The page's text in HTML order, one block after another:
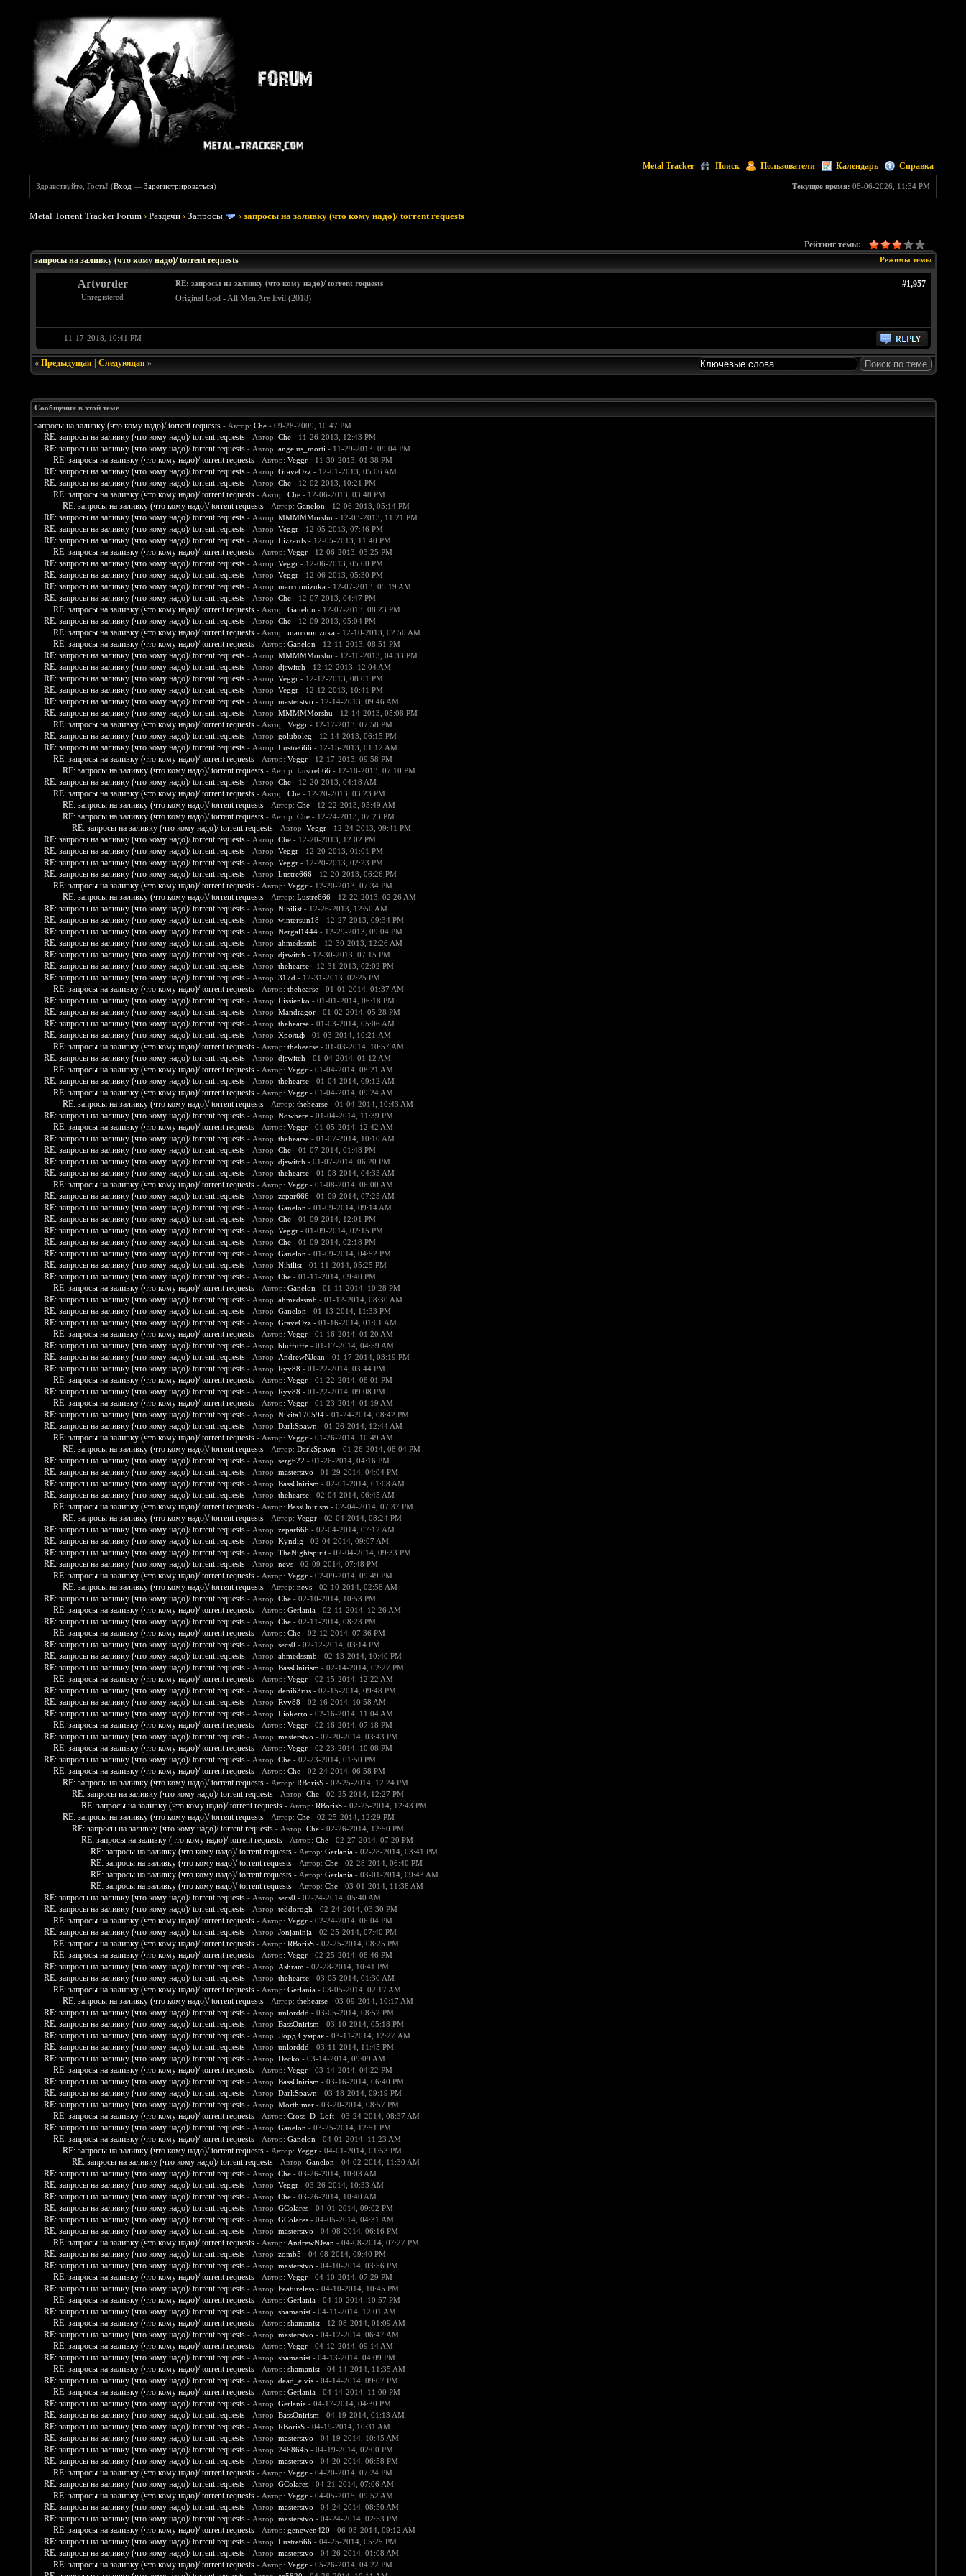
Metal Tracker Поиск Пользователи Календарь Справка
Текущее время: 08-06-2026, 11:34 PM
Здравствуйте, Гость! (Вход —Зарегистрироваться)
Metal Torrent Tracker Forum ›Раздачи ›Запросы ›запросы на заливку (что кому надо)/ torrent requests
Рейтинг темы:
Режимы темы
запросы на заливку (что кому надо)/ torrent requests
Artvorder
Unregistered
#1,957
RE: запросы на заливку (что кому надо)/ torrent requests
Original God - All Men Are Evil (2018)
11-17-2018, 10:41 PM
« Предыдущая| Следующая»
Сообщения в этой теме
запросы на заливку (что кому надо)/ torrent requests - Автор: Che- 09-28-2009, 10:47 PM
RE: запросы на заливку (что кому надо)/ torrent requests - Автор: Che- 11-26-2013, 12:43 PM
RE: запросы на заливку (что кому надо)/ torrent requests - Автор: angelus_morti - 11-29-2013, 09:04 PM
RE: запросы на заливку (что кому надо)/ torrent requests - Автор: Veggr- 11-30-2013, 01:38 PM
RE: запросы на заливку (что кому надо)/ torrent requests - Автор: GraveOzz- 12-01-2013, 05:06 AM
RE: запросы на заливку (что кому надо)/ torrent requests - Автор: Che- 12-02-2013, 10:21 PM
RE: запросы на заливку (что кому надо)/ torrent requests - Автор: Che- 12-06-2013, 03:48 PM
RE: запросы на заливку (что кому надо)/ torrent requests - Автор: Ganelon - 12-06-2013, 05:14 PM
RE: запросы на заливку (что кому надо)/ torrent requests - Автор: MMMMMorshu - 12-03-2013, 11:21 PM
RE: запросы на заливку (что кому надо)/ torrent requests - Автор: Veggr- 12-05-2013, 07:46 PM
RE: запросы на заливку (что кому надо)/ torrent requests - Автор: Lizzards- 12-05-2013, 11:40 PM
RE: запросы на заливку (что кому надо)/ torrent requests - Автор: Veggr- 12-06-2013, 03:25 PM
RE: запросы на заливку (что кому надо)/ torrent requests - Автор: Veggr- 12-06-2013, 05:00 PM
RE: запросы на заливку (что кому надо)/ torrent requests - Автор: Veggr- 12-06-2013, 05:30 PM
RE: запросы на заливку (что кому надо)/ torrent requests - Автор: marcoonizuka- 12-07-2013, 05:19 AM
RE: запросы на заливку (что кому надо)/ torrent requests - Автор: Che- 12-07-2013, 04:47 PM
RE: запросы на заливку (что кому надо)/ torrent requests - Автор: Ganelon - 12-07-2013, 08:23 PM
RE: запросы на заливку (что кому надо)/ torrent requests - Автор: Che- 12-09-2013, 05:04 PM
RE: запросы на заливку (что кому надо)/ torrent requests - Автор: marcoonizuka- 12-10-2013, 02:50 AM
RE: запросы на заливку (что кому надо)/ torrent requests - Автор: Ganelon - 12-11-2013, 08:51 PM
RE: запросы на заливку (что кому надо)/ torrent requests - Автор: MMMMMorshu - 12-10-2013, 04:33 PM
RE: запросы на заливку (что кому надо)/ torrent requests - Автор: djswitch - 12-12-2013, 12:04 AM
RE: запросы на заливку (что кому надо)/ torrent requests - Автор: Veggr- 12-12-2013, 08:01 PM
RE: запросы на заливку (что кому надо)/ torrent requests - Автор: Veggr- 12-12-2013, 10:41 PM
RE: запросы на заливку (что кому надо)/ torrent requests - Автор: masterstvo - 12-14-2013, 09:46 AM
RE: запросы на заливку (что кому надо)/ torrent requests - Автор: MMMMMorshu - 12-14-2013, 05:08 PM
RE: запросы на заливку (что кому надо)/ torrent requests - Автор: Veggr- 12-17-2013, 07:58 PM
RE: запросы на заливку (что кому надо)/ torrent requests - Автор: goluboleg - 12-14-2013, 06:15 PM
RE: запросы на заливку (что кому надо)/ torrent requests - Автор: Lustre666- 12-15-2013, 01:12 AM
RE: запросы на заливку (что кому надо)/ torrent requests - Автор: Veggr- 12-17-2013, 09:58 PM
RE: запросы на заливку (что кому надо)/ torrent requests - Автор: Lustre666- 12-18-2013, 07:10 PM
RE: запросы на заливку (что кому надо)/ torrent requests - Автор: Che- 12-20-2013, 04:18 AM
RE: запросы на заливку (что кому надо)/ torrent requests - Автор: Che- 12-20-2013, 03:23 PM
RE: запросы на заливку (что кому надо)/ torrent requests - Автор: Che- 12-22-2013, 05:49 AM
RE: запросы на заливку (что кому надо)/ torrent requests - Автор: Che- 12-24-2013, 07:23 PM
RE: запросы на заливку (что кому надо)/ torrent requests - Автор: Veggr- 12-24-2013, 09:41 PM
RE: запросы на заливку (что кому надо)/ torrent requests - Автор: Che- 12-20-2013, 12:02 PM
RE: запросы на заливку (что кому надо)/ torrent requests - Автор: Veggr- 12-20-2013, 01:01 PM
RE: запросы на заливку (что кому надо)/ torrent requests - Автор: Veggr- 12-20-2013, 02:23 PM
RE: запросы на заливку (что кому надо)/ torrent requests - Автор: Lustre666- 12-20-2013, 06:26 PM
RE: запросы на заливку (что кому надо)/ torrent requests - Автор: Veggr- 12-20-2013, 07:34 PM
RE: запросы на заливку (что кому надо)/ torrent requests - Автор: Lustre666- 12-22-2013, 02:26 AM
RE: запросы на заливку (что кому надо)/ torrent requests - Автор: Nihilist- 12-26-2013, 12:50 AM
RE: запросы на заливку (что кому надо)/ torrent requests - Автор: wintersun18 - 12-27-2013, 09:34 PM
RE: запросы на заливку (что кому надо)/ torrent requests - Автор: Nergal1444- 12-29-2013, 09:04 PM
RE: запросы на заливку (что кому надо)/ torrent requests - Автор: ahmedssmb - 12-30-2013, 12:26 AM
RE: запросы на заливку (что кому надо)/ torrent requests - Автор: djswitch - 12-30-2013, 07:15 PM
RE: запросы на заливку (что кому надо)/ torrent requests - Автор: thehearse- 12-31-2013, 02:02 PM
RE: запросы на заливку (что кому надо)/ torrent requests - Автор: 317d - 12-31-2013, 02:25 PM
RE: запросы на заливку (что кому надо)/ torrent requests - Автор: thehearse- 01-01-2014, 01:37 AM
RE: запросы на заливку (что кому надо)/ torrent requests - Автор: Lissienko - 01-01-2014, 06:18 PM
RE: запросы на заливку (что кому надо)/ torrent requests - Автор: Mandragor- 01-02-2014, 05:28 PM
RE: запросы на заливку (что кому надо)/ torrent requests - Автор: thehearse- 01-03-2014, 05:06 AM
RE: запросы на заливку (что кому надо)/ torrent requests - Автор: Хрольф- 01-03-2014, 10:21 AM
RE: запросы на заливку (что кому надо)/ torrent requests - Автор: thehearse- 01-03-2014, 10:57 AM
RE: запросы на заливку (что кому надо)/ torrent requests - Автор: djswitch - 01-04-2014, 01:12 AM
RE: запросы на заливку (что кому надо)/ torrent requests - Автор: Veggr- 01-04-2014, 08:21 AM
RE: запросы на заливку (что кому надо)/ torrent requests - Автор: thehearse- 01-04-2014, 09:12 AM
RE: запросы на заливку (что кому надо)/ torrent requests - Автор: Veggr- 01-04-2014, 09:24 AM
RE: запросы на заливку (что кому надо)/ torrent requests - Автор: thehearse- 01-04-2014, 10:43 AM
RE: запросы на заливку (что кому надо)/ torrent requests - Автор: Nowhere- 01-04-2014, 11:39 PM
RE: запросы на заливку (что кому надо)/ torrent requests - Автор: Veggr- 01-05-2014, 12:42 AM
RE: запросы на заливку (что кому надо)/ torrent requests - Автор: thehearse- 01-07-2014, 10:10 AM
RE: запросы на заливку (что кому надо)/ torrent requests - Автор: Che- 01-07-2014, 01:48 PM
RE: запросы на заливку (что кому надо)/ torrent requests - Автор: djswitch - 01-07-2014, 06:20 PM
RE: запросы на заливку (что кому надо)/ torrent requests - Автор: thehearse- 01-08-2014, 04:33 AM
RE: запросы на заливку (что кому надо)/ torrent requests - Автор: Veggr- 01-08-2014, 06:00 AM
RE: запросы на заливку (что кому надо)/ torrent requests - Автор: zepar666- 01-09-2014, 07:25 AM
RE: запросы на заливку (что кому надо)/ torrent requests - Автор: Ganelon - 01-09-2014, 09:14 AM
RE: запросы на заливку (что кому надо)/ torrent requests - Автор: Che- 01-09-2014, 12:01 PM
RE: запросы на заливку (что кому надо)/ torrent requests - Автор: Veggr- 01-09-2014, 02:15 PM
RE: запросы на заливку (что кому надо)/ torrent requests - Автор: Che- 01-09-2014, 02:18 PM
RE: запросы на заливку (что кому надо)/ torrent requests - Автор: Ganelon - 01-09-2014, 04:52 PM
RE: запросы на заливку (что кому надо)/ torrent requests - Автор: Nihilist- 01-11-2014, 05:25 PM
RE: запросы на заливку (что кому надо)/ torrent requests - Автор: Che- 01-11-2014, 09:40 PM
RE: запросы на заливку (что кому надо)/ torrent requests - Автор: Ganelon - 01-11-2014, 10:28 PM
RE: запросы на заливку (что кому надо)/ torrent requests - Автор: ahmedssmb - 01-12-2014, 08:30 AM
RE: запросы на заливку (что кому надо)/ torrent requests - Автор: Ganelon - 01-13-2014, 11:33 PM
RE: запросы на заливку (что кому надо)/ torrent requests - Автор: GraveOzz- 01-16-2014, 01:01 AM
RE: запросы на заливку (что кому надо)/ torrent requests - Автор: Veggr- 01-16-2014, 01:20 AM
RE: запросы на заливку (что кому надо)/ torrent requests - Автор: bluffuffe- 01-17-2014, 04:59 AM
RE: запросы на заливку (что кому надо)/ torrent requests - Автор: AndrewNJean - 01-17-2014, 03:19 PM
RE: запросы на заливку (что кому надо)/ torrent requests - Автор: Ryv88 - 01-22-2014, 03:44 PM
RE: запросы на заливку (что кому надо)/ torrent requests - Автор: Veggr- 01-22-2014, 08:01 PM
RE: запросы на заливку (что кому надо)/ torrent requests - Автор: Ryv88 - 01-22-2014, 09:08 PM
RE: запросы на заливку (что кому надо)/ torrent requests - Автор: Veggr- 01-23-2014, 01:19 AM
RE: запросы на заливку (что кому надо)/ torrent requests - Автор: Nikita170594- 01-24-2014, 08:42 PM
RE: запросы на заливку (что кому надо)/ torrent requests - Автор: DarkSpawn - 01-26-2014, 12:44 AM
RE: запросы на заливку (что кому надо)/ torrent requests - Автор: Veggr- 01-26-2014, 10:49 AM
RE: запросы на заливку (что кому надо)/ torrent requests - Автор: DarkSpawn - 01-26-2014, 08:04 PM
RE: запросы на заливку (что кому надо)/ torrent requests - Автор: serg622 - 01-26-2014, 04:16 PM
RE: запросы на заливку (что кому надо)/ torrent requests - Автор: masterstvo - 01-29-2014, 04:04 PM
RE: запросы на заливку (что кому надо)/ torrent requests - Автор: BassOnirism - 02-01-2014, 01:08 AM
RE: запросы на заливку (что кому надо)/ torrent requests - Автор: thehearse- 02-04-2014, 06:45 AM
RE: запросы на заливку (что кому надо)/ torrent requests - Автор: BassOnirism - 02-04-2014, 07:37 PM
RE: запросы на заливку (что кому надо)/ torrent requests - Автор: Veggr- 02-04-2014, 08:24 PM
RE: запросы на заливку (что кому надо)/ torrent requests - Автор: zepar666- 02-04-2014, 07:12 AM
RE: запросы на заливку (что кому надо)/ torrent requests - Автор: Kyndig - 02-04-2014, 09:07 AM
RE: запросы на заливку (что кому надо)/ torrent requests - Автор: TheNightspirit- 02-04-2014, 09:33 PM
RE: запросы на заливку (что кому надо)/ torrent requests - Автор: nevs- 02-09-2014, 07:48 PM
RE: запросы на заливку (что кому надо)/ torrent requests - Автор: Veggr- 02-09-2014, 09:49 PM
RE: запросы на заливку (что кому надо)/ torrent requests - Автор: nevs- 02-10-2014, 02:58 AM
RE: запросы на заливку (что кому надо)/ torrent requests - Автор: Che- 02-10-2014, 10:53 PM
RE: запросы на заливку (что кому надо)/ torrent requests - Автор: Gerlania- 02-11-2014, 12:26 AM
RE: запросы на заливку (что кому надо)/ torrent requests - Автор: Che- 02-11-2014, 08:23 PM
RE: запросы на заливку (что кому надо)/ torrent requests - Автор: Che- 02-12-2014, 07:36 PM
RE: запросы на заливку (что кому надо)/ torrent requests - Автор: secs0 - 02-12-2014, 03:14 PM
RE: запросы на заливку (что кому надо)/ torrent requests - Автор: ahmedssmb - 02-13-2014, 10:40 PM
RE: запросы на заливку (что кому надо)/ torrent requests - Автор: BassOnirism - 02-14-2014, 02:27 PM
RE: запросы на заливку (что кому надо)/ torrent requests - Автор: Veggr- 02-15-2014, 12:22 AM
RE: запросы на заливку (что кому надо)/ torrent requests - Автор: deni63rus- 02-15-2014, 09:48 PM
RE: запросы на заливку (что кому надо)/ torrent requests - Автор: Ryv88 - 02-16-2014, 10:58 AM
RE: запросы на заливку (что кому надо)/ torrent requests - Автор: Liokerro - 02-16-2014, 11:04 AM
RE: запросы на заливку (что кому надо)/ torrent requests - Автор: Veggr- 02-16-2014, 07:18 PM
RE: запросы на заливку (что кому надо)/ torrent requests - Автор: masterstvo - 02-20-2014, 03:43 PM
RE: запросы на заливку (что кому надо)/ torrent requests - Автор: Veggr- 02-23-2014, 10:08 PM
RE: запросы на заливку (что кому надо)/ torrent requests - Автор: Che- 02-23-2014, 01:50 PM
RE: запросы на заливку (что кому надо)/ torrent requests - Автор: Che- 02-24-2014, 06:58 PM
RE: запросы на заливку (что кому надо)/ torrent requests - Автор: RBorisS- 02-25-2014, 12:24 PM
RE: запросы на заливку (что кому надо)/ torrent requests - Автор: Che- 02-25-2014, 12:27 PM
RE: запросы на заливку (что кому надо)/ torrent requests - Автор: RBorisS- 02-25-2014, 12:43 PM
RE: запросы на заливку (что кому надо)/ torrent requests - Автор: Che- 02-25-2014, 12:29 PM
RE: запросы на заливку (что кому надо)/ torrent requests - Автор: Che- 02-26-2014, 12:50 PM
RE: запросы на заливку (что кому надо)/ torrent requests - Автор: Che- 02-27-2014, 07:20 PM
RE: запросы на заливку (что кому надо)/ torrent requests - Автор: Gerlania- 02-28-2014, 03:41 PM
RE: запросы на заливку (что кому надо)/ torrent requests - Автор: Che- 02-28-2014, 06:40 PM
RE: запросы на заливку (что кому надо)/ torrent requests - Автор: Gerlania- 03-01-2014, 09:43 AM
RE: запросы на заливку (что кому надо)/ torrent requests - Автор: Che- 03-01-2014, 11:38 AM
RE: запросы на заливку (что кому надо)/ torrent requests - Автор: secs0 - 02-24-2014, 05:40 AM
RE: запросы на заливку (что кому надо)/ torrent requests - Автор: teddorogh - 02-24-2014, 03:30 PM
RE: запросы на заливку (что кому надо)/ torrent requests - Автор: Veggr- 02-24-2014, 06:04 PM
RE: запросы на заливку (что кому надо)/ torrent requests - Автор: Jonjaninja- 02-25-2014, 07:40 PM
RE: запросы на заливку (что кому надо)/ torrent requests - Автор: RBorisS- 02-25-2014, 08:25 PM
RE: запросы на заливку (что кому надо)/ torrent requests - Автор: Veggr- 02-25-2014, 08:46 PM
RE: запросы на заливку (что кому надо)/ torrent requests - Автор: Ashram - 02-28-2014, 10:41 PM
RE: запросы на заливку (что кому надо)/ torrent requests - Автор: thehearse- 03-05-2014, 01:30 AM
RE: запросы на заливку (что кому надо)/ torrent requests - Автор: Gerlania- 03-05-2014, 02:17 AM
RE: запросы на заливку (что кому надо)/ torrent requests - Автор: thehearse- 03-09-2014, 10:17 AM
RE: запросы на заливку (что кому надо)/ torrent requests - Автор: unlorddd - 03-05-2014, 08:52 PM
RE: запросы на заливку (что кому надо)/ torrent requests - Автор: BassOnirism - 03-10-2014, 05:18 PM
RE: запросы на заливку (что кому надо)/ torrent requests - Автор: Лорд Сумрак- 03-11-2014, 12:27 AM
RE: запросы на заливку (что кому надо)/ torrent requests - Автор: unlorddd - 03-11-2014, 11:45 PM
RE: запросы на заливку (что кому надо)/ torrent requests - Автор: Decko - 03-14-2014, 09:09 AM
RE: запросы на заливку (что кому надо)/ torrent requests - Автор: Veggr- 03-14-2014, 04:22 PM
RE: запросы на заливку (что кому надо)/ torrent requests - Автор: BassOnirism - 03-16-2014, 06:40 PM
RE: запросы на заливку (что кому надо)/ torrent requests - Автор: DarkSpawn - 03-18-2014, 09:19 PM
RE: запросы на заливку (что кому надо)/ torrent requests - Автор: Morthimer- 03-20-2014, 08:57 PM
RE: запросы на заливку (что кому надо)/ torrent requests - Автор: Cross_D_Loft- 03-24-2014, 08:37 AM
RE: запросы на заливку (что кому надо)/ torrent requests - Автор: Ganelon - 03-25-2014, 12:51 PM
RE: запросы на заливку (что кому надо)/ torrent requests - Автор: Ganelon - 04-01-2014, 11:23 AM
RE: запросы на заливку (что кому надо)/ torrent requests - Автор: Veggr- 04-01-2014, 01:53 PM
RE: запросы на заливку (что кому надо)/ torrent requests - Автор: Ganelon - 04-02-2014, 11:30 AM
RE: запросы на заливку (что кому надо)/ torrent requests - Автор: Che- 03-26-2014, 10:03 AM
RE: запросы на заливку (что кому надо)/ torrent requests - Автор: Veggr- 03-26-2014, 10:33 AM
RE: запросы на заливку (что кому надо)/ torrent requests - Автор: Che- 03-26-2014, 10:40 AM
RE: запросы на заливку (что кому надо)/ torrent requests - Автор: GColares- 04-01-2014, 09:02 PM
RE: запросы на заливку (что кому надо)/ torrent requests - Автор: GColares- 04-05-2014, 04:31 AM
RE: запросы на заливку (что кому надо)/ torrent requests - Автор: masterstvo - 04-08-2014, 06:16 PM
RE: запросы на заливку (что кому надо)/ torrent requests - Автор: AndrewNJean - 04-08-2014, 07:27 PM
RE: запросы на заливку (что кому надо)/ torrent requests - Автор: zomb5 - 04-08-2014, 09:40 PM
RE: запросы на заливку (что кому надо)/ torrent requests - Автор: masterstvo - 04-10-2014, 03:56 PM
RE: запросы на заливку (что кому надо)/ torrent requests - Автор: Veggr- 04-10-2014, 07:29 PM
RE: запросы на заливку (что кому надо)/ torrent requests - Автор: Featureless- 04-10-2014, 10:45 PM
RE: запросы на заливку (что кому надо)/ torrent requests - Автор: Gerlania- 04-10-2014, 10:57 PM
RE: запросы на заливку (что кому надо)/ torrent requests - Автор: shamanist- 04-11-2014, 12:01 AM
RE: запросы на заливку (что кому надо)/ torrent requests - Автор: shamanist- 12-08-2014, 01:09 AM
RE: запросы на заливку (что кому надо)/ torrent requests - Автор: masterstvo - 04-12-2014, 06:47 AM
RE: запросы на заливку (что кому надо)/ torrent requests - Автор: Veggr- 04-12-2014, 09:14 AM
RE: запросы на заливку (что кому надо)/ torrent requests - Автор: shamanist- 04-13-2014, 04:09 PM
RE: запросы на заливку (что кому надо)/ torrent requests - Автор: shamanist- 04-14-2014, 11:35 AM
RE: запросы на заливку (что кому надо)/ torrent requests - Автор: dead_elvis- 04-14-2014, 09:07 PM
RE: запросы на заливку (что кому надо)/ torrent requests - Автор: Gerlania- 04-14-2014, 11:00 PM
RE: запросы на заливку (что кому надо)/ torrent requests - Автор: Gerlania- 04-17-2014, 04:30 PM
RE: запросы на заливку (что кому надо)/ torrent requests - Автор: BassOnirism - 04-19-2014, 01:13 AM
RE: запросы на заливку (что кому надо)/ torrent requests - Автор: RBorisS- 04-19-2014, 10:31 AM
RE: запросы на заливку (что кому надо)/ torrent requests - Автор: masterstvo - 04-19-2014, 10:45 AM
RE: запросы на заливку (что кому надо)/ torrent requests - Автор: 2468645 - 04-19-2014, 02:00 PM
RE: запросы на заливку (что кому надо)/ torrent requests - Автор: masterstvo - 04-20-2014, 06:58 PM
RE: запросы на заливку (что кому надо)/ torrent requests - Автор: Veggr- 04-20-2014, 07:24 PM
RE: запросы на заливку (что кому надо)/ torrent requests - Автор: GColares- 04-21-2014, 07:06 AM
RE: запросы на заливку (что кому надо)/ torrent requests - Автор: Veggr- 04-05-2015, 09:52 AM
RE: запросы на заливку (что кому надо)/ torrent requests - Автор: masterstvo - 04-24-2014, 08:50 AM
RE: запросы на заливку (что кому надо)/ torrent requests - Автор: masterstvo - 04-24-2014, 02:53 PM
RE: запросы на заливку (что кому надо)/ torrent requests - Автор: genewen420 - 06-03-2014, 09:12 AM
RE: запросы на заливку (что кому надо)/ torrent requests - Автор: Lustre666- 04-25-2014, 05:25 PM
RE: запросы на заливку (что кому надо)/ torrent requests - Автор: masterstvo - 04-26-2014, 01:08 AM
RE: запросы на заливку (что кому надо)/ torrent requests - Автор: Veggr- 05-26-2014, 04:22 PM